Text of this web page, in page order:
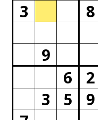
3 8
9
6
2
3
5 9